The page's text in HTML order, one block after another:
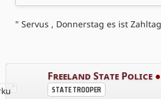
" Servus , Donnerstag es ist
Freeland State Police ●
STATE TROOPER